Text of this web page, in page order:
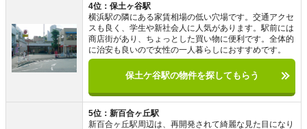
4位：保土ヶ谷駅
横浜駅の隣にある家賃相場の低い穴場です。交通アクセ
スも良く、学生や新社会人に人気があります。駅前には
商店街があり、ちょっとした買い物に便利です。全体的
に治安も良いので女性の一人暮らしにおすすめです。
保土ケ谷駅の物件を探してもらう
5位：新百合ヶ丘駅
新百合ヶ丘駅周辺は、再開発されて綺麗な見た目になり